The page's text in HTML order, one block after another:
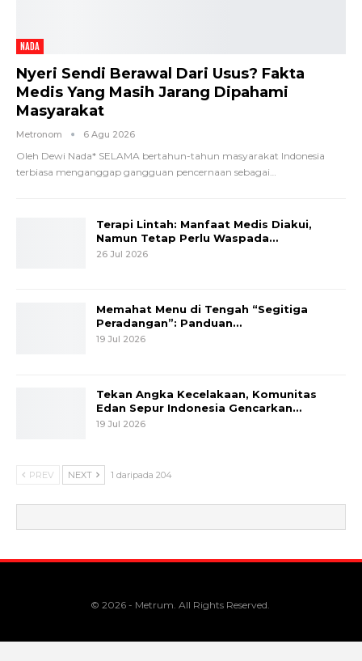
NADA
Nyeri Sendi Berawal Dari Usus? Fakta
Medis Yang Masih Jarang Dipahami
Masyarakat
Metronom 6 Agu 2026
Oleh Dewi Nada* SELAMA bertahun-tahun masyarakat Indonesia
terbiasa menganggap gangguan pencernaan sebagai
Terapi Lintah: Manfaat Medis Diakui,
Namun Tetap Perlu Waspada…
26 Jul 2026
Memahat Menu di Tengah “Segitiga
Peradangan”: Panduan…
19 Jul 2026
Tekan Angka Kecelakaan, Komunitas
Edan Sepur Indonesia Gencarkan…
19 Jul 2026
PREV NEXT 1 daripada 204
© 2026 - Metrum. All Rights Reserved.